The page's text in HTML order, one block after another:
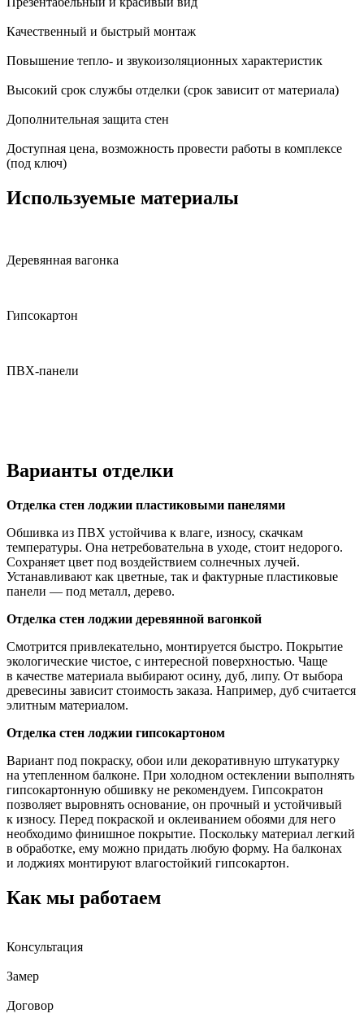
Качественный и быстрый монтаж
Повышение тепло- и звукоизоляционных характеристик
Высокий срок службы отделки (срок зависит от материала)
Дополнительная защита стен
Доступная цена, возможность провести работы в комплексе
(под ключ)
Используемые материалы
Деревянная вагонка
Гипсокартон
ПВХ-панели
Варианты отделки
Отделка стен лоджии пластиковыми панелями
Обшивка из ПВХ устойчива к влаге, износу, скачкам
температуры. Она нетребовательна в уходе, стоит недорого.
Сохраняет цвет под воздействием солнечных лучей.
Устанавливают как цветные, так и фактурные пластиковые
панели — под металл, дерево.
Отделка стен лоджии деревянной вагонкой
Смотрится привлекательно, монтируется быстро. Покрытие
экологические чистое, с интересной поверхностью. Чаще
в качестве материала выбирают осину, дуб, липу. От выбора
древесины зависит стоимость заказа. Например, дуб считается
элитным материалом.
Отделка стен лоджии гипсокартоном
Вариант под покраску, обои или декоративную штукатурку
на утепленном балконе. При холодном остеклении выполнять
гипсокартонную обшивку не рекомендуем. Гипсократон
позволяет выровнять основание, он прочный и устойчивый
к износу. Перед покраской и оклеиванием обоями для него
необходимо финишное покрытие. Поскольку материал легкий
в обработке, ему можно придать любую форму. На балконах
и лоджиях монтируют влагостойкий гипсокартон.
Как мы работаем
Консультация
Замер
Договор